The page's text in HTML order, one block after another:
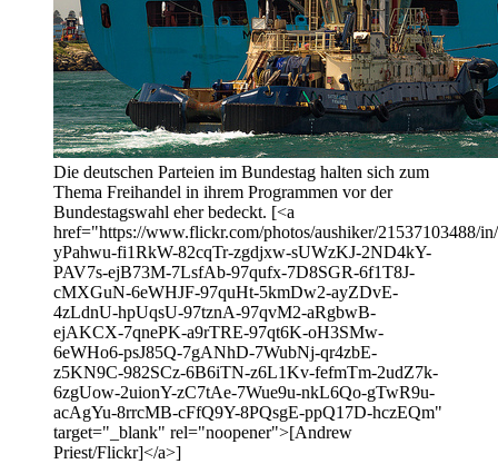
Die deutschen Parteien im Bundestag halten sich zum
Thema Freihandel in ihrem Programmen vor der
Bundestagswahl eher bedeckt. [<a
href="https://www.flickr.com/photos/aushiker/21537103488/
yPahwu-fi1RkW-82cqTr-zgdjxw-sUWzKJ-2ND4kY-
PAV7s-ejB73M-7LsfAb-97qufx-7D8SGR-6f1T8J-
cMXGuN-6eWHJF-97quHt-5kmDw2-ayZDvE-
4zLdnU-hpUqsU-97tznA-97qvM2-aRgbwB-
ejAKCX-7qnePK-a9rTRE-97qt6K-oH3SMw-
6eWHo6-psJ85Q-7gANhD-7WubNj-qr4zbE-
z5KN9C-982SCz-6B6iTN-z6L1Kv-fefmTm-2udZ7k-
6zgUow-2uionY-zC7tAe-7Wue9u-nkL6Qo-gTwR9u-
acAgYu-8rrcMB-cFfQ9Y-8PQsgE-ppQ17D-hczEQm"
target="_blank" rel="noopener">[Andrew
Priest/Flickr]</a>]